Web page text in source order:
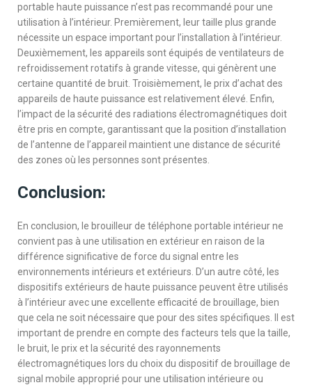
portable haute puissance n’est pas recommandé pour une
utilisation à l’intérieur. Premièrement, leur taille plus grande
nécessite un espace important pour l’installation à l’intérieur.
Deuxièmement, les appareils sont équipés de ventilateurs de
refroidissement rotatifs à grande vitesse, qui génèrent une
certaine quantité de bruit. Troisièmement, le prix d’achat des
appareils de haute puissance est relativement élevé. Enfin,
l’impact de la sécurité des radiations électromagnétiques doit
être pris en compte, garantissant que la position d’installation
de l’antenne de l’appareil maintient une distance de sécurité
des zones où les personnes sont présentes.
Conclusion:
En conclusion, le brouilleur de téléphone portable intérieur ne
convient pas à une utilisation en extérieur en raison de la
différence significative de force du signal entre les
environnements intérieurs et extérieurs. D’un autre côté, les
dispositifs extérieurs de haute puissance peuvent être utilisés
à l’intérieur avec une excellente efficacité de brouillage, bien
que cela ne soit nécessaire que pour des sites spécifiques. Il est
important de prendre en compte des facteurs tels que la taille,
le bruit, le prix et la sécurité des rayonnements
électromagnétiques lors du choix du dispositif de brouillage de
signal mobile approprié pour une utilisation intérieure ou